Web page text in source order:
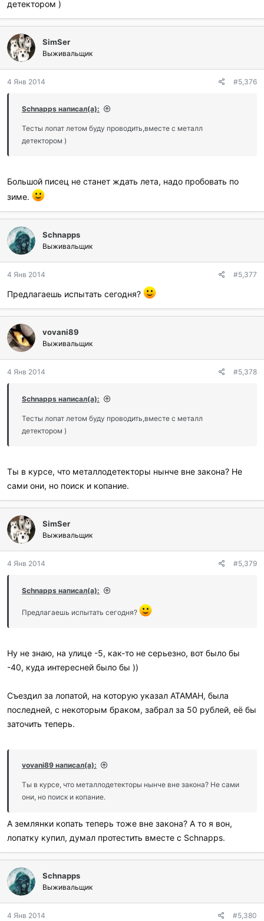
детектором )
SimSer
Выживальщик
4 Янв 2014 #5,376
Schnapps написал(а):
Тесты лопат летом буду проводить,вместе с металл
детектором )
Большой писец не станет ждать лета, надо пробовать по
зиме.
Schnapps
Выживальщик
4 Янв 2014 #5,377
Предлагаешь испытать сегодня?
vovani89
Выживальщик
4 Янв 2014 #5,378
Schnapps написал(а):
Тесты лопат летом буду проводить,вместе с металл
детектором )
Ты в курсе, что металлодетекторы нынче вне закона? Не
сами они, но поиск и копание.
SimSer
Выживальщик
4 Янв 2014 #5,379
Schnapps написал(а):
Предлагаешь испытать сегодня?
Ну не знаю, на улице -5, как-то не серьезно, вот было бы
-40, куда интересней было бы ))
Съездил за лопатой, на которую указал АТАМАН, была
последней, с некоторым браком, забрал за 50 рублей, её бы
заточить теперь.
vovani89 написал(а):
Ты в курсе, что металлодетекторы нынче вне закона? Не сами
они, но поиск и копание.
А землянки копать теперь тоже вне закона? А то я вон,
лопатку купил, думал протестить вместе с Schnapps.
Schnapps
Выживальщик
4 Янв 2014 #5,380